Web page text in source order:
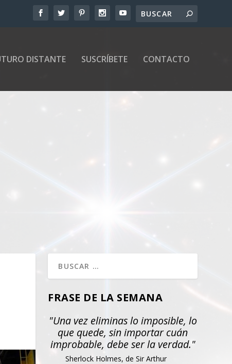
DISTANTE SUSCRÍBETE CONTACTO
FRASE DE LA SEMANA
"Una vez eliminas lo imposible, lo
que quede, sin importar cuán
improbable, debe ser la verdad."
Sherlock Holmes, de Sir Arthur